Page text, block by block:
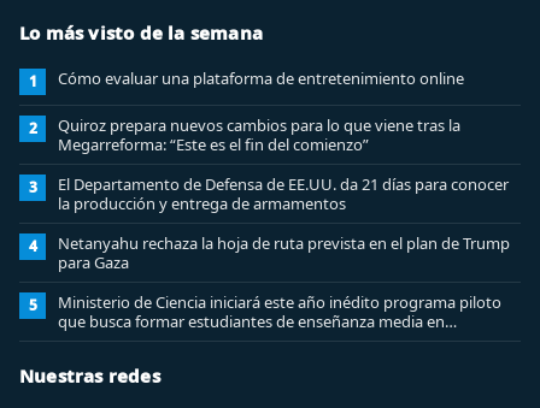
Lo más visto de la semana
1 Cómo evaluar una plataforma de entretenimiento online
2
Quiroz prepara nuevos cambios para lo que viene tras la
Megarreforma: “Este es el fin del comienzo”
3
El Departamento de Defensa de EE.UU. da 21 días para conocer
la producción y entrega de armamentos
4
Netanyahu rechaza la hoja de ruta prevista en el plan de Trump
para Gaza
5
Ministerio de Ciencia iniciará este año inédito programa piloto
que busca formar estudiantes de enseñanza media en
ciberseguridad
Nuestras redes